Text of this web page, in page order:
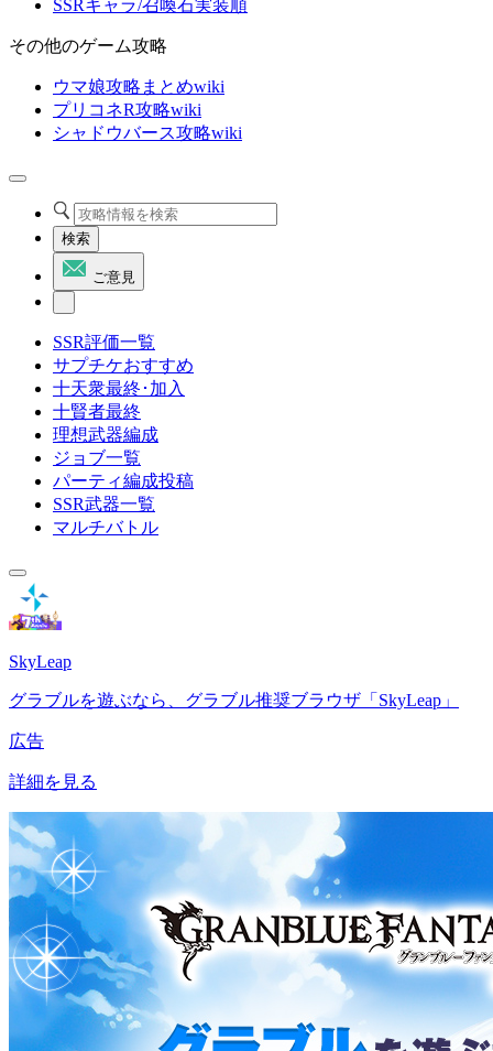
SSRキャラ/召喚石実装順
その他のゲーム攻略
ウマ娘攻略まとめwiki
プリコネR攻略wiki
シャドウバース攻略wiki
検索
ご意見
SSR評価一覧
サプチケおすすめ
十天衆最終･加入
十賢者最終
理想武器編成
ジョブ一覧
パーティ編成投稿
SSR武器一覧
マルチバトル
SkyLeap
グラブルを遊ぶなら、グラブル推奨ブラウザ「SkyLeap」
広告
詳細を見る